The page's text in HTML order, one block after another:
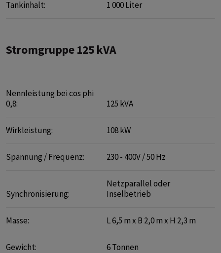
Tankinhalt: 1 000 Liter
Stromgruppe 125 kVA
Nennleistung bei cos phi
0,8:
125 kVA
Wirkleistung: 108 kW
Spannung / Frequenz: 230 - 400V / 50 Hz
Synchronisierung:
Netzparallel oder
Inselbetrieb
Masse: L 6,5 m x B 2,0 m x H 2,3 m
Gewicht: 6 Tonnen